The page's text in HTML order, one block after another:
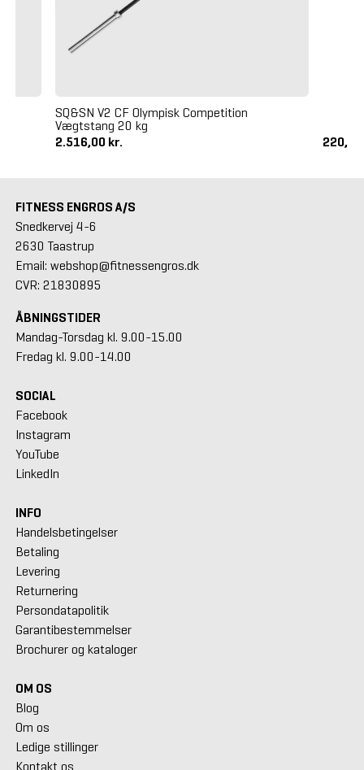
SQ&SN V2 CF Olympisk Competition
Vægtstang 20 kg
2.516,00 kr.
FITNESS ENGROS A/S
Snedkervej 4-6
2630 Taastrup
Email: webshop@fitnessengros.dk
CVR: 21830895
ÅBNINGSTIDER
Mandag-Torsdag kl. 9.00-15.00
Fredag kl. 9.00-14.00
SOCIAL
Facebook
Instagram
YouTube
LinkedIn
INFO
Handelsbetingelser
Betaling
Levering
Returnering
Persondatapolitik
Garantibestemmelser
Brochurer og kataloger
OM OS
Blog
Om os
Ledige stillinger
Kontakt os